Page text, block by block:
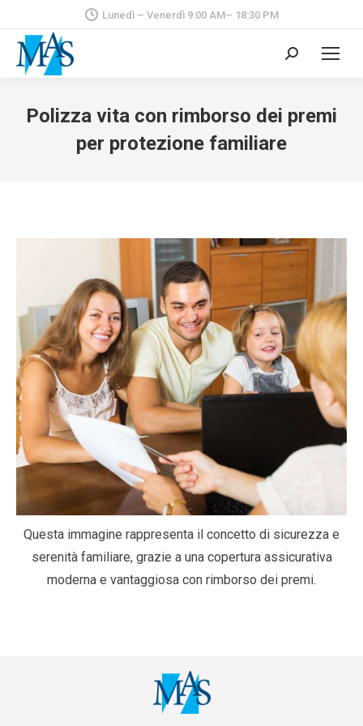
Lunedì – Venerdì 9:00 AM– 18:30 PM
Cerca:
Polizza vita con rimborso dei premi
per protezione familiare
Questa immagine rappresenta il concetto di sicurezza e
serenità familiare, grazie a una copertura assicurativa
moderna e vantaggiosa con rimborso dei premi.